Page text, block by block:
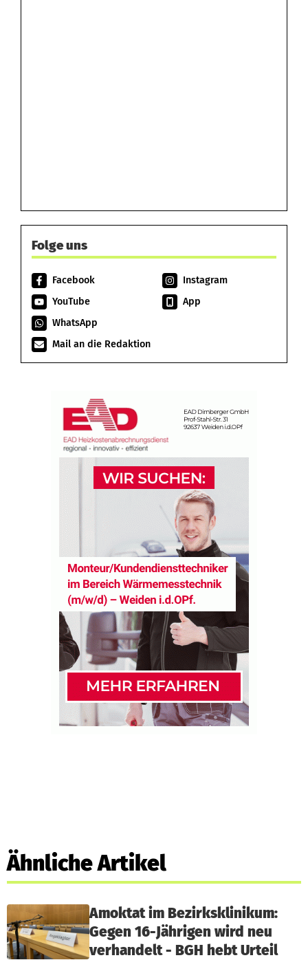
Folge uns
Facebook
Instagram
YouTube
App
WhatsApp
Mail an die Redaktion
Ähnliche Artikel
Amoktat im Bezirksklinikum:
Gegen 16-Jährigen wird neu
verhandelt - BGH hebt Urteil